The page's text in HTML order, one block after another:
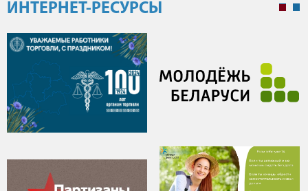
ИНТЕРНЕТ-РЕСУРСЫ